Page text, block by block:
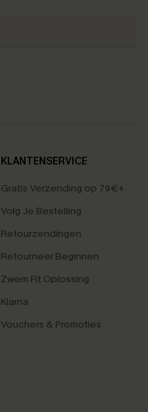
KLANTENSERVICE
Gratis Verzending op 79€+
Volg Je Bestelling
Retourzendingen
Retourneer Beginnen
Zwem Fit Oplossing
Klarna
Vouchers & Promoties